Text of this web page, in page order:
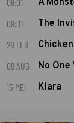
A
09:01 The
28 FEB
09 AUG No One
15 MEI Klara